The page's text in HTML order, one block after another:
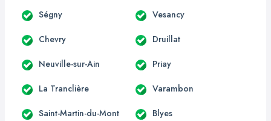
Ségny Vesancy
Chevry Druillat
Neuville-sur-Ain Priay
La Tranclière Varambon
Saint-Martin-du-Mont Blyes